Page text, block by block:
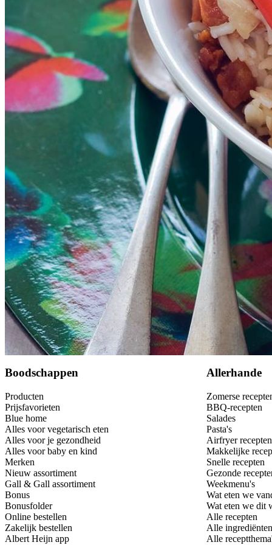
scharrel gerookte kipfilets
200 mlkokosmelk
basmatirijst
rode peper
Boodschappen
Producten
Prijsfavorieten
Blue home
Alles voor vegetarisch eten
Alles voor je gezondheid
Alles voor baby en kind
Merken
Nieuw assortiment
Gall & Gall assortiment
Bonus
Bonusfolder
Online bestellen
Zakelijk bestellen
Albert Heijn app
Allerhande
Zomerse
BBQ-recepten
Salades
Pasta's
Airfryer recepten
Makkelijke
Snelle recepten
Gezonde
Weekmenu's
Wat eten we
Wat eten we dit
Alle recepten
Alle ingrediënten
Alle